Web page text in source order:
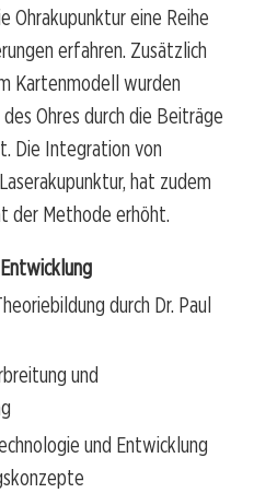
Ohrakupunktur eine Reihe
erfahren. Zusätzlich
Kartenmodell wurden
Ohres durch die Beiträge
Die Integration von
hat zudem
der Methode erhöht.
Entwicklung
durch Dr. Paul
und
und Entwicklung